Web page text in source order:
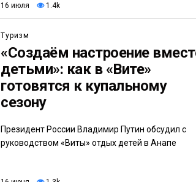
16 июля 1.4k
Туризм
«Создаём настроение
детьми»: как в «Вите»
готовятся к купальному
сезону
Президент России Владимир Путин обсудил с
руководством «Виты» отдых детей в Анапе